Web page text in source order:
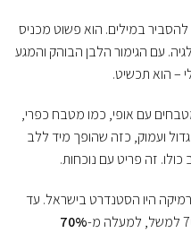
במילים. הוא פשוט מכניס
עם הגימור הלבן הבוהק והמגע
– הוא תכשיט.
עם אופי, כמו מטבח כפרי,
גדול ועמוק, כזה שהופך מיד ללב
זה פריט עם נוכחות.
היו הסטנדרט בישראל. עד
70%